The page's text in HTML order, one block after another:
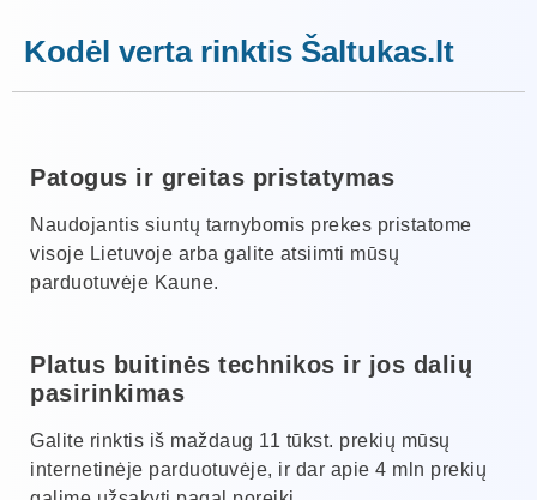
Kodėl verta rinktis Šaltukas.lt
Patogus ir greitas pristatymas
Naudojantis siuntų tarnybomis prekes pristatome
visoje Lietuvoje arba galite atsiimti mūsų
parduotuvėje Kaune.
Platus buitinės technikos ir jos dalių
pasirinkimas
Galite rinktis iš maždaug 11 tūkst. prekių mūsų
internetinėje parduotuvėje, ir dar apie 4 mln prekių